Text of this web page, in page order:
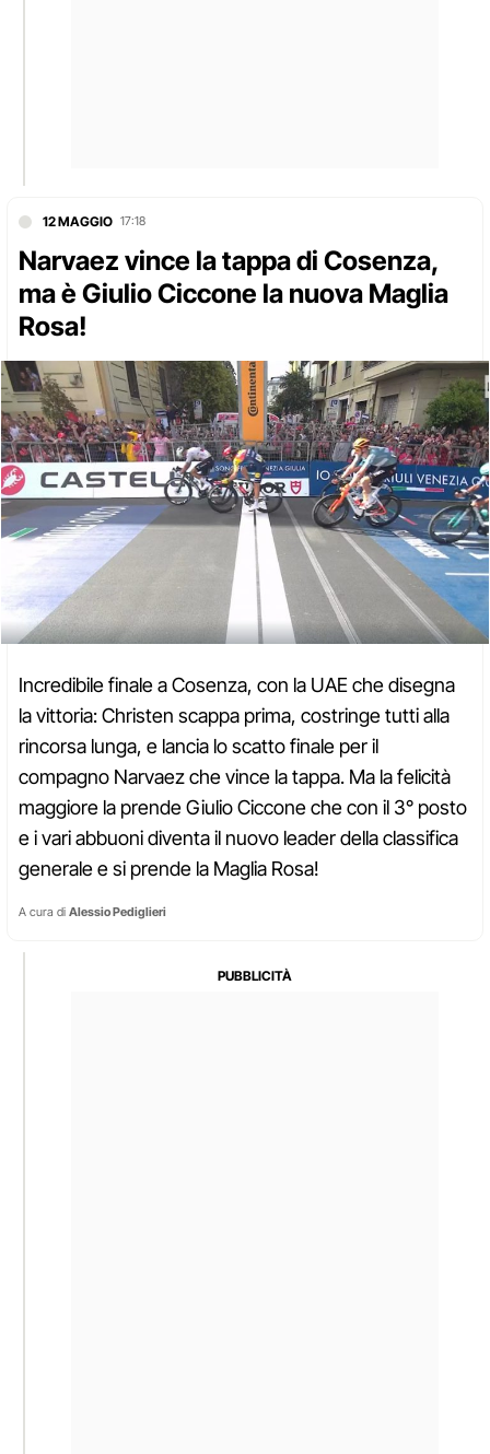
12 MAGGIO 17:18
Narvaez vince la tappa di Cosenza,
ma è Giulio Ciccone la nuova Maglia
Rosa!
Incredibile finale a Cosenza, con la UAE che disegna
la vittoria: Christen scappa prima, costringe tutti alla
rincorsa lunga, e lancia lo scatto finale per il
compagno Narvaez che vince la tappa. Ma la felicità
maggiore la prende Giulio Ciccone che con il 3° posto
e i vari abbuoni diventa il nuovo leader della classifica
generale e si prende la Maglia Rosa!
A cura di Alessio Pediglieri